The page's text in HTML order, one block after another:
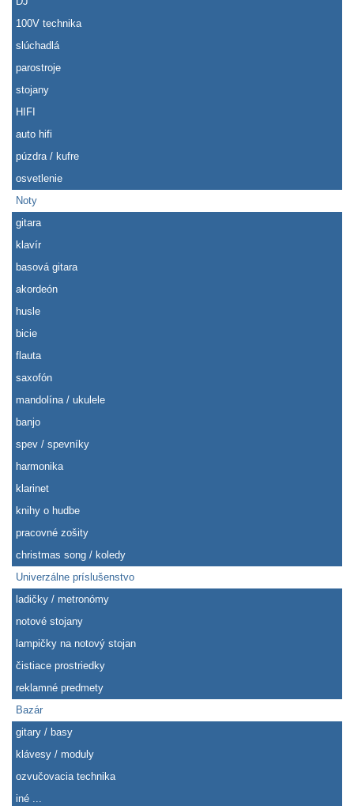
100V technika
slúchadlá
parostroje
stojany
HIFI
auto hifi
púzdra / kufre
osvetlenie
Noty
gitara
klavír
basová gitara
akordeón
husle
bicie
flauta
saxofón
mandolína / ukulele
banjo
spev / spevníky
harmonika
klarinet
knihy o hudbe
pracovné zošity
christmas song / koledy
Univerzálne príslušenstvo
ladičky / metronómy
notové stojany
lampičky na notový stojan
čistiace prostriedky
reklamné predmety
Bazár
gitary / basy
klávesy / moduly
ozvučovacia technika
iné ...